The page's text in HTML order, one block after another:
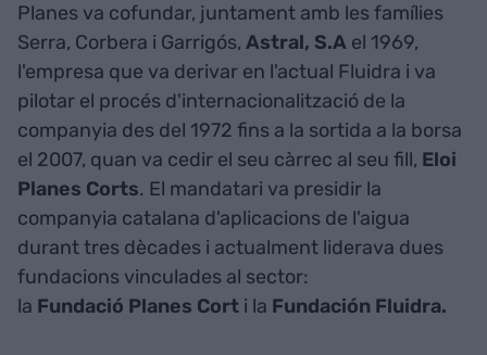
Planes va cofundar, juntament amb les famílies
Serra, Corbera i Garrigós, Astral, S.A el 1969,
l'empresa que va derivar en l'actual Fluidra i va
pilotar el procés d'internacionalització de la
companyia des del 1972 fins a la sortida a la borsa
el 2007, quan va cedir el seu càrrec al seu fill, Eloi
Planes Corts. El mandatari va presidir la
companyia catalana d'aplicacions de l'aigua
durant tres dècades i actualment liderava dues
fundacions vinculades al sector:
la Fundació Planes Cort i la Fundación Fluidra.